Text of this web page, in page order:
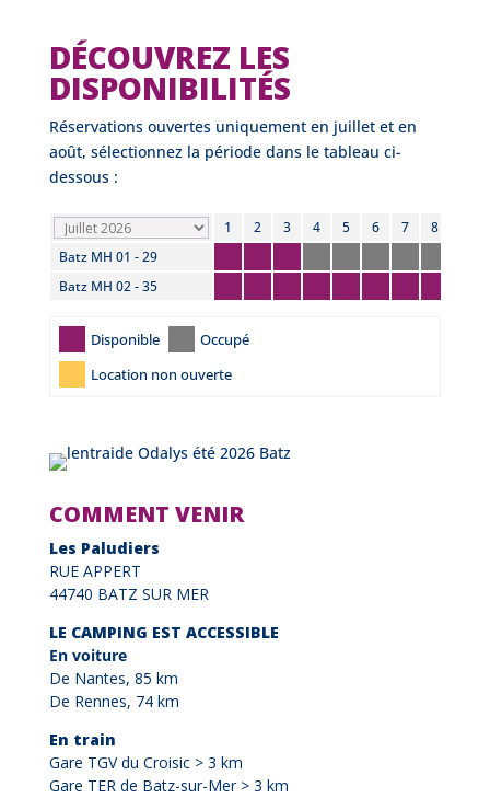
DÉCOUVREZ LES
DISPONIBILITÉS
Réservations ouvertes uniquement en juillet et en
août, sélectionnez la période dans le tableau ci-
dessous :
1 2 3 4 5 6 7 8
Batz MH 01 - 29
Batz MH 02 - 35
Disponible
Occupé
Location non ouverte
COMMENT VENIR
Les Paludiers
RUE APPERT
44740 BATZ SUR MER
LE CAMPING EST ACCESSIBLE
En voiture
De Nantes, 85 km
De Rennes, 74 km
En train
Gare TGV du Croisic > 3 km
Gare TER de Batz-sur-Mer > 3 km